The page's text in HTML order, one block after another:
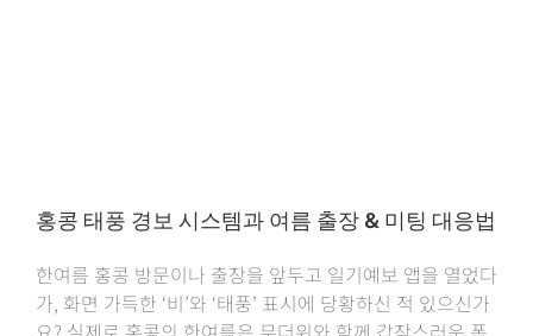
홍콩 태풍 경보 시스템과 여름 출장 & 미팅 대응법
한여름 홍콩 방문이나 출장을 앞두고 일기예보 앱을 열었다
가, 화면 가득한 ‘비’와 ‘태풍’ 표시에 당황하신 적 있으신가